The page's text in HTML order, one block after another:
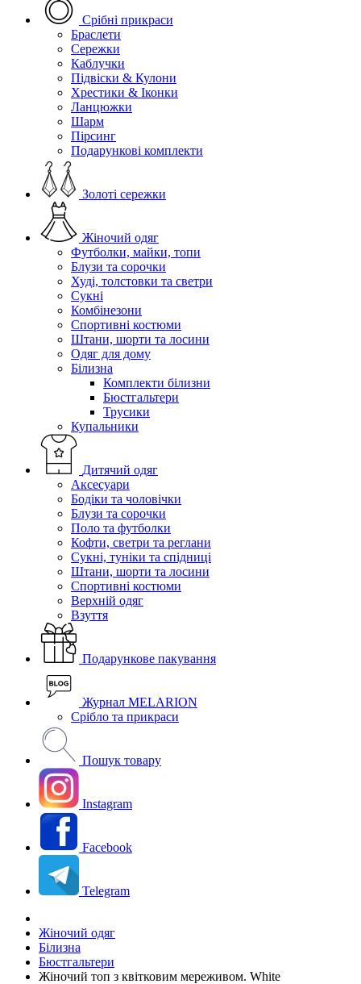
Срібні прикраси
Браслети
Сережки
Каблучки
Підвіски & Кулони
Хрестики & Іконки
Ланцюжки
Шарм
Пірсинг
Подарункові комплекти
Золоті сережки
Жіночий одяг
Футболки, майки, топи
Блузи та сорочки
Худі, толстовки та светри
Сукні
Комбінезони
Спортивні костюми
Штани, шорти та лосини
Одяг для дому
Білизна
Комплекти білизни
Бюстгальтери
Трусики
Купальники
Дитячий одяг
Аксесуари
Бодіки та чоловічки
Блузи та сорочки
Поло та футболки
Кофти, светри та реглани
Сукні, туніки та спідниці
Штани, шорти та лосини
Спортивні костюми
Верхній одяг
Взуття
Подарункове пакування
Журнал MELARION
Срібло та прикраси
Пошук товару
Instagram
Facebook
Telegram
Жіночий одяг
Білизна
Бюстгальтери
Жіночий топ з квітковим мереживом. White